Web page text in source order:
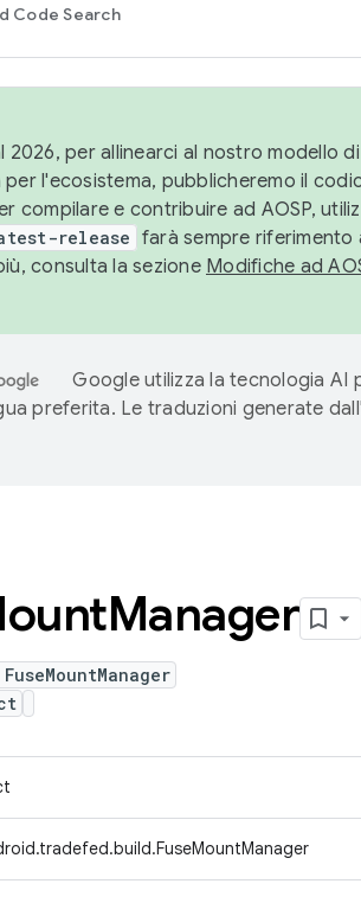
Code Search
2026, per allinearci al nostro modello
l'ecosistema, pubblicheremo il
compilare e contribuire ad AOSP,
release farà sempre riferimento
consulta la sezione Modifiche ad
Google utilizza la tecnologia AI
preferita. Le traduzioni generate
Manager